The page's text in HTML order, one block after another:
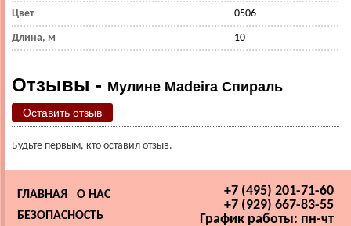
Цвет 0506
Длина, м 10
Отзывы - Мулине Madeira Спираль
Оставить отзыв
Будьте первым, кто оставил отзыв.
+7 (495) 201-71-60
+7 (929) 667-83-55
График работы: пн-чт
ГЛАВНАЯ
О НАС
БЕЗОПАСНОСТЬ